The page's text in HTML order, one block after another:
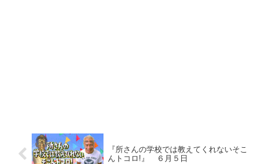
『所さんの学校では教えてくれないそこ
んトコロ!』 ６月５日